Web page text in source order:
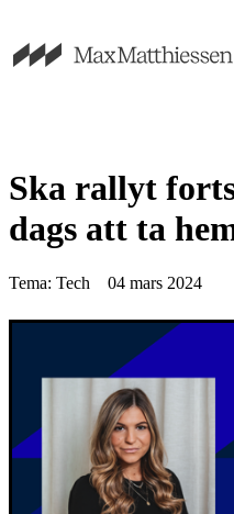
Ska rallyt
dags att ta
Tema: Tech 04 mars 2024